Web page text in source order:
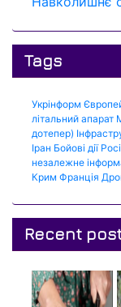
Tags
Укрінформ
літальний апарат
дотепер)
Іран Бойові дії
незалежне
Крим Франція
Recent